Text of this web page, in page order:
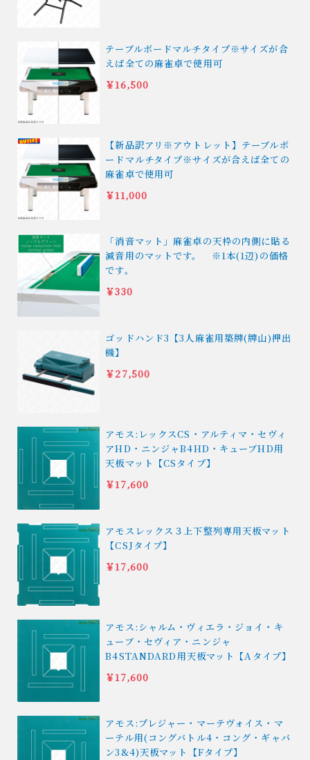
テーブルボードマルチタイプ※サイズが合
えば全ての麻雀卓で使用可
￥16,500
【新品訳アリ※アウトレット】テーブルボ
ードマルチタイプ※サイズが合えば全ての
麻雀卓で使用可
￥11,000
「消音マット」麻雀卓の天枠の内側に貼る
減音用のマットです。 ※1本(1辺)の価格
です。
￥330
ゴッドハンド3【3人麻雀用築牌(牌山)押出
機】
￥27,500
アモス:レックスCS・アルティマ・セヴィ
アHD・ニンジャB4HD・キューブHD用
天板マット【CSタイプ】
￥17,600
アモスレックス３上下整列専用天板マット
【CSJタイプ】
￥17,600
アモス:シャルム・ヴィエラ・ジョイ・キ
ューブ・セヴィア・ニンジャ
B4STANDARD用天板マット【Aタイプ】
￥17,600
アモス:プレジャー・マーテヴォイス・マ
ーテル用(コングバトル4・コング・ギャバ
ン3&4)天板マット【Fタイプ】